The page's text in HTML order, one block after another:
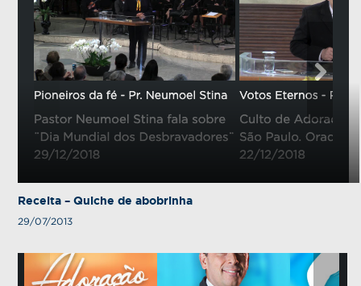
Receita – Quiche de abobrinha
29/07/2013